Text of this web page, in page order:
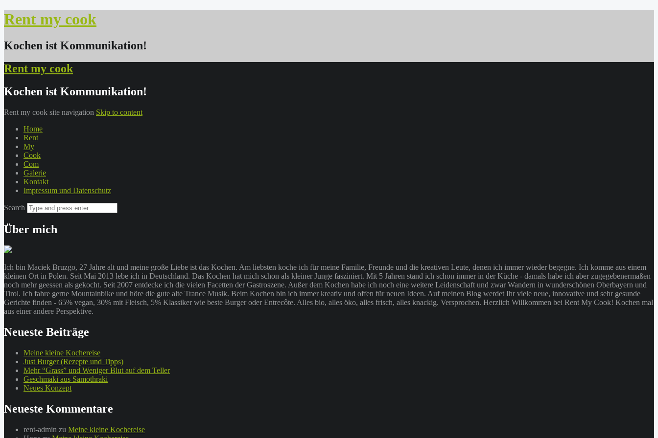
Rent my cook
Kochen ist Kommunikation!
Rent my cook
Kochen ist Kommunikation!
Rent my cook site navigation Skip to content
Home
Rent
My
Cook
Com
Galerie
Kontakt
Impressum und Datenschutz
Search
Über mich
Ich bin Maciek Bruzgo, 27 Jahre alt und meine große Liebe ist das Kochen. Am liebsten koche ich für meine Familie, Freunde und die kreativen Leute, denen ich immer wieder begegne. Ich komme aus einem
kleinen Ort in Polen. Seit Mai 2013 lebe ich in Deutschland. Das Kochen hat mich schon als kleiner Junge fasziniert. Mit 5 Jahren stand ich schon immer in der Küche - damals habe ich aber zugegebenermaßen
noch mehr geessen als gekocht. Seit 2007 entdecke ich die vielen Facetten der Gastroszene. Außer dem Kochen habe ich noch eine weitere Leidenschaft und zwar Wandern in wunderschönen Oberbayern und
Tirol. Ich fahre gerne Mountainbike und höre die gute alte Trance Musik. Beim Kochen bin ich immer kreativ und offen für neuen Ideen. Auf meinen Blog werdet Ihr viele neue, innovative und sehr gesunde
Gerichte finden - 65% vegan, 30% mit Fleisch, 5% Klassiker wie beste Burger oder Entrecôte. Alles bio, alles öko, alles frisch, alles knackig. Versprochen. Herzlich Willkommen bei Rent My Cook! Kochen mal
aus einer andere Perspektive.
Neueste Beiträge
Meine kleine Kochereise
Just Burger (Rezepte und Tipps)
Mehr “Grass” und Weniger Blut auf dem Teller
Geschmaki aus Samothraki
Neues Konzept
Neueste Kommentare
rent-admin zu Meine kleine Kochereise